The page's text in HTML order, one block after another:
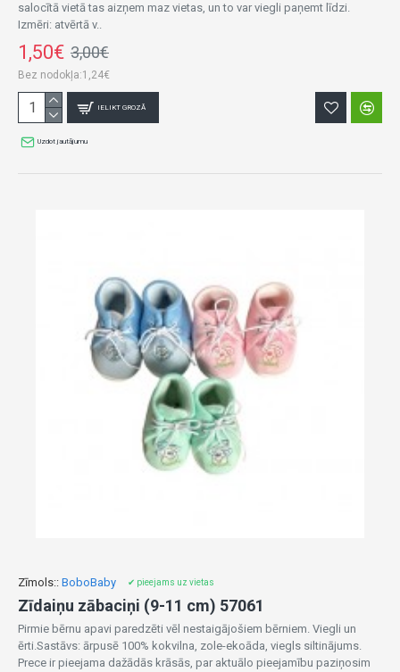
salocītā vietā tas aizņem maz vietas, un to var viegli paņemt līdzi.
Izmēri: atvērtā v..
1,50€ 3,00€
Bez nodokļa:1,24€
IELIKT GROZĀ
Uzdot jautājumu
Zīmols:: BoboBaby ✔ pieejams uz vietas
Zīdaiņu zābaciņi (9-11 cm) 57061
Pirmie bērnu apavi paredzēti vēl nestaigājošiem bērniem. Viegli un
ērti.Sastāvs: ārpusē 100% kokvilna, zole-ekoāda, viegls siltinājums.
Prece ir pieejama dažādās krāsās, par aktuālo pieejamību paziņosim